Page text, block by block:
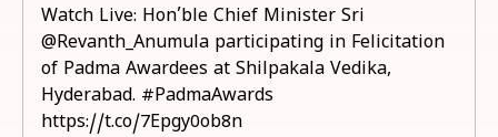
Watch Live: Hon’ble Chief Minister Sri
@Revanth_Anumula participating in Felicitation
of Padma Awardees at Shilpakala Vedika,
Hyderabad. #PadmaAwards
https://t.co/7Epgy0ob8n